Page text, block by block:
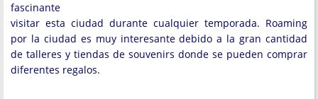
fascinante
visitar esta ciudad durante cualquier temporada. Roaming
por la ciudad es muy interesante debido a la gran cantidad
de talleres y tiendas de souvenirs donde se pueden comprar
diferentes regalos.